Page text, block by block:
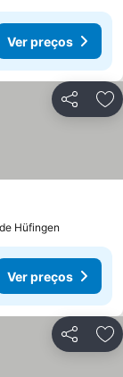
Ver preços
Partilhar
Hüfingen
Ver preços
Partilhar